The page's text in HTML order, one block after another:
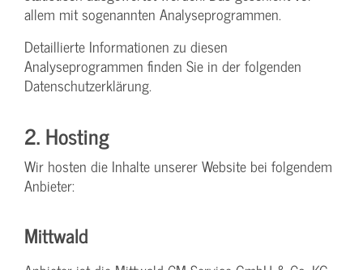
allem mit sogenannten Analyseprogrammen.
Detaillierte Informationen zu diesen
Analyseprogrammen finden Sie in der folgenden
Datenschutzerklärung.
2. Hosting
Wir hosten die Inhalte unserer Website bei folgendem
Anbieter:
Mittwald